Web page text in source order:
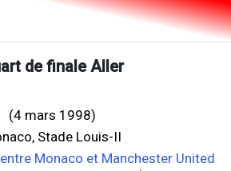
de finale Aller
(4 mars 1998)
Stade Louis-II
Monaco et Manchester United